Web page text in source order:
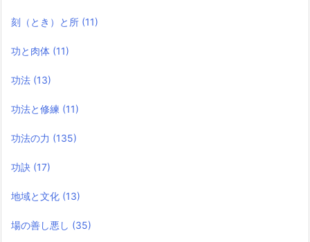
刻（とき）と所 (11)
功と肉体 (11)
功法 (13)
功法と修練 (11)
功法の力 (135)
功訣 (17)
地域と文化 (13)
場の善し悪し (35)